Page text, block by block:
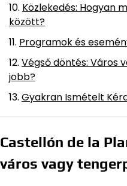
Közlekedés: Hogyan
között?
Programok és
Végső döntés: Város
jobb?
Gyakran Ismételt
Castellón de la
város vagy